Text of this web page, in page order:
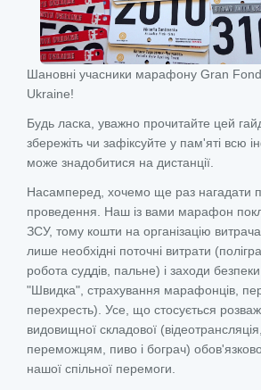
Шановні учасники марафону Gran
Ukraine!
Будь ласка, уважно прочитайте цей гайд
збережіть чи зафіксуйте у пам'яті всю
може знадобитися на дистанції.
Насамперед, хочемо ще раз нагадати
проведення. Наш із вами марафон
ЗСУ, тому кошти на організацію
лише необхідні поточні витрати
робота суддів, пальне) і заходи безпеки
"Швидка", страхування марафонців,
перехресть). Усе, що стосується
видовищної складової
переможцям, пиво і бограч)
нашої спільної перемоги.